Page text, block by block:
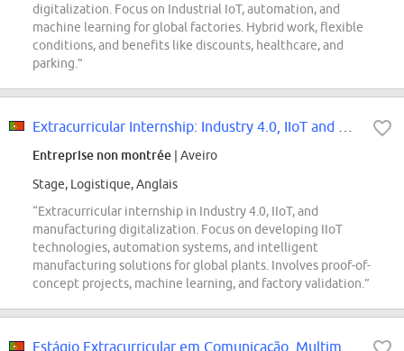
digitalization. Focus on Industrial IoT, automation, and
machine learning for global factories. Hybrid work, flexible
conditions, and benefits like discounts, healthcare, and
parking.”
Entreprise non montrée | Aveiro
Stage, Logistique, Anglais
“Extracurricular internship in Industry 4.0, IIoT, and
manufacturing digitalization. Focus on developing IIoT
technologies, automation systems, and intelligent
manufacturing solutions for global plants. Involves proof-of-
concept projects, machine learning, and factory validation.”